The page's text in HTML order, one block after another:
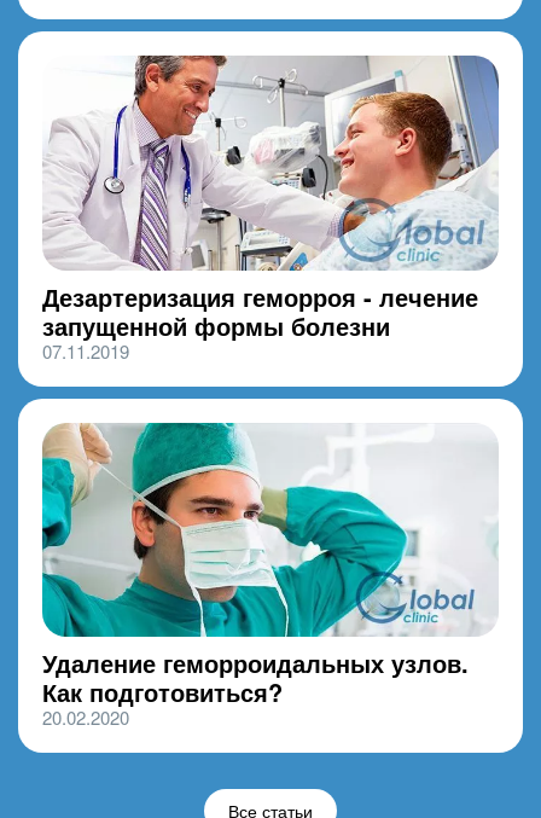
Дезартеризация геморроя - лечение
запущенной формы болезни
07.11.2019
Удаление геморроидальных узлов.
Как подготовиться?
20.02.2020
Все статьи